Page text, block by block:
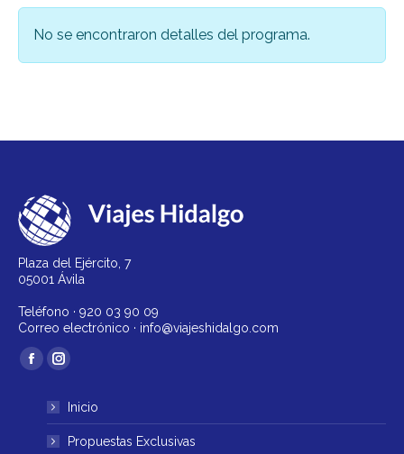
No se encontraron detalles del programa.
Plaza del Ejército, 7
05001 Ávila
Teléfono · 920 03 90 09
Correo electrónico · info@viajeshidalgo.com
Encuéntranos en:
Facebook
abre
Instagram
se
abre
Inicio
Propuestas Exclusivas